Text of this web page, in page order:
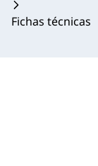
Fichas técnicas